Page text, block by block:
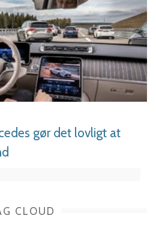
LÆS MERE
gør det lovligt at
CLOUD